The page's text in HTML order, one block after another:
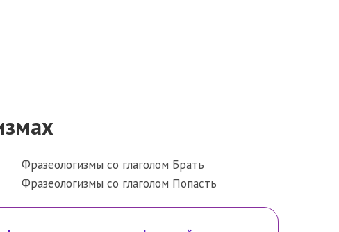
Фразеологизмы со глаголом Брать
Фразеологизмы со глаголом Попасть